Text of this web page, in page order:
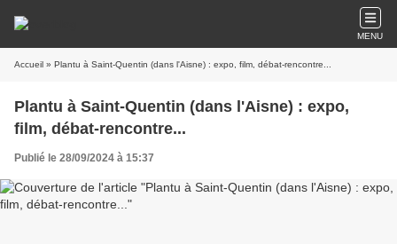
MENU
Accueil » Plantu à Saint-Quentin (dans l'Aisne) : expo, film, débat-rencontre...
Plantu à Saint-Quentin (dans l'Aisne) : expo,
film, débat-rencontre...
Publié le 28/09/2024 à 15:37